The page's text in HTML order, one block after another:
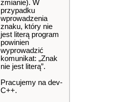
zmianie). W
przypadku
wprowadzenia
znaku, który nie
jest literą program
powinien
wyprowadzić
komunikat: „Znak
nie jest literą”.
Pracujemy na dev-
C++.